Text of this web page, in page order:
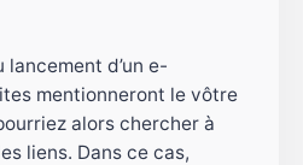
d’un e-
mentionneront le vôtre
alors chercher à
liens. Dans ce cas,